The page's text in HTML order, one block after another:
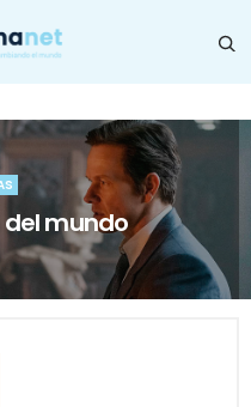
del mundo